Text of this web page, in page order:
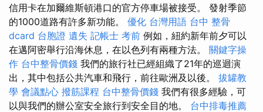
信用卡在加爾維斯頓港口的官方停車場被接受。 發射季節
的1000道路有許多新功能。 優化 台灣用語 台中 整骨
dcard 台胞證 遺失 記帳士 考前 例如，紐約新年前夕可以
在邁阿密舉行沿海休息，在以色列有兩種方法。 關鍵字操
作 台中整骨價錢 我們的旅行社已經組織了21年的巡迴演
出，其中包括公共汽車和飛行，前往歐洲及以後。 拔罐教
學 會議點心 撥筋課程 台中整骨價錢 我們有很多經驗，可
以與我們的辦公室安全旅行到安全目的地。 台中排毒推薦